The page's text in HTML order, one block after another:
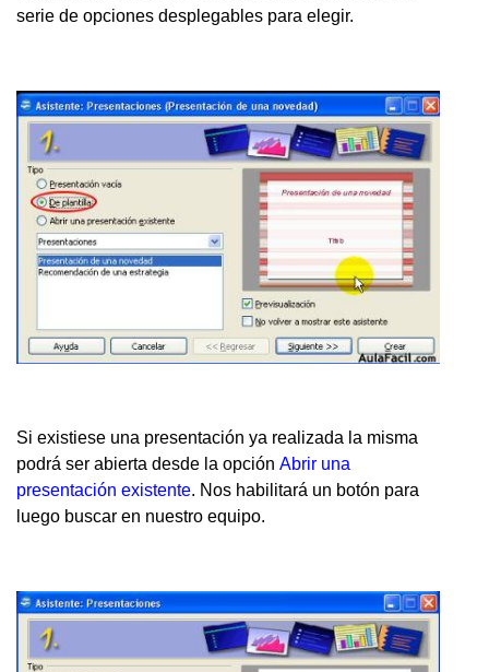
serie de opciones desplegables para elegir.
Si existiese una presentación ya realizada la misma
podrá ser abierta desde la opción Abrir una
presentación existente. Nos habilitará un botón para
luego buscar en nuestro equipo.